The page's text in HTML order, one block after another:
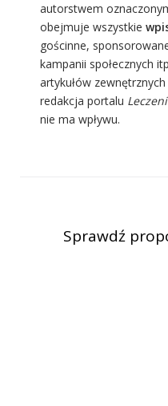
autorstwem
obejmuje wszystkie
gościnne,
kampanii społecznych
artykułów
redakcja portalu
nie ma wpływu.
Sprawdź